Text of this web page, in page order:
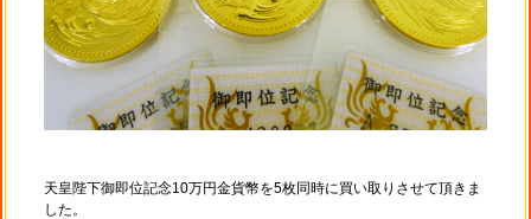
天皇陛下御即位記念10万円金貨幣を5枚同時に買い取りさせて頂きま
した。